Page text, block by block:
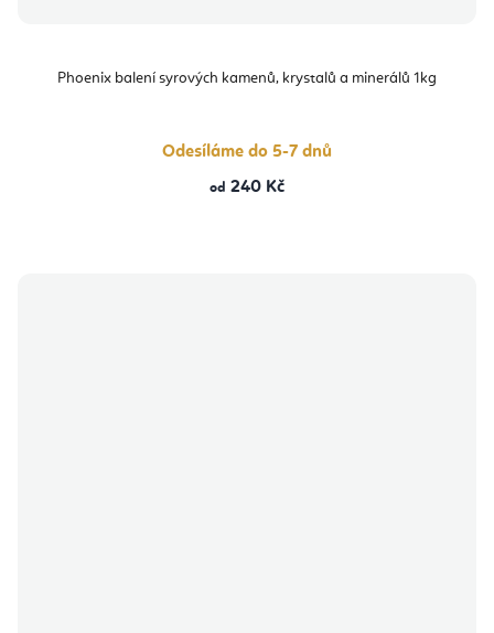
Phoenix balení syrových kamenů, krystalů a minerálů 1kg
Odesíláme do 5-7 dnů
od 240 Kč